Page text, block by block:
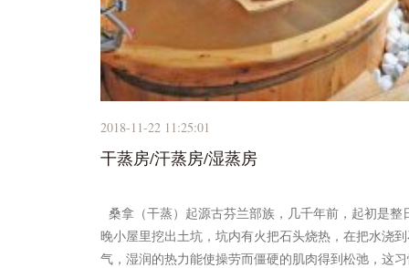
2018-11-22 11:25:01
干蒸房/汗蒸房/湿蒸房
桑拿（干蒸）起源古芬兰部族，几千年前，起初是整
晚小屋里挖出土坑，坑内有火把石头烧热，在把水浇
气，湿润的热力能使操劳而僵硬的肌肉得到松弛，这习